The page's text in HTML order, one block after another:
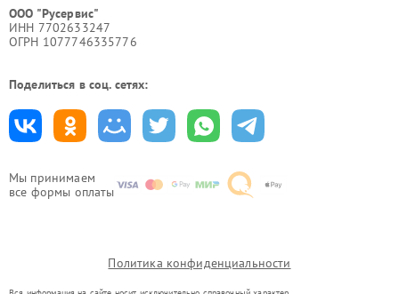
Мы принимаем
все формы оплаты
ООО "Русервис"
ИНН 7702633247
ОГРН 1077746335776
Поделиться в соц. сетях:
Политика конфиденциальности